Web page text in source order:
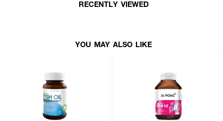
ผลิตภัณฑ์เสริมอาหารซิงค์บิสกลีซิเนตในรูปแบบที่ดูดซึมได้ดีที่สุด ช่วยเสริมสร้าง
ความแข็งแรงของผิว ผม เล็บ กระดูก และภูมิคุ้มกันของร่างกาย พร้อม
RECENTLY VIEWED
YOU MAY ALSO LIKE